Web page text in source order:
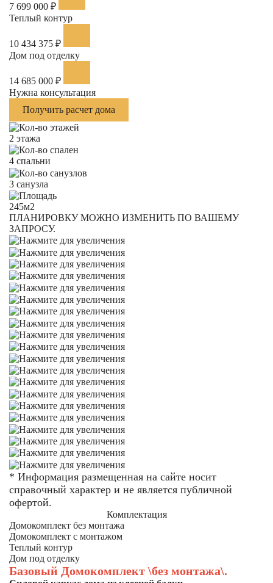
7 699 000 ₽
Теплый контур
10 434 375 ₽
Дом под отделку
14 685 000 ₽
Нужна консультация
Получить расчет дома
2 этажа
4 спальни
3 санузла
245м2
ПЛАНИРОВКУ МОЖНО ИЗМЕНИТЬ ПО ВАШЕМУ
ЗАПРОСУ.
* Информация размещенная на сайте носит
справочный характер и не является публичной
офертой.
Комплектация
Домокомплект без монтажа
Домокомплект с монтажом
Теплый контур
Дом под отделку
Базовый Домокомплект \без монтажа\.